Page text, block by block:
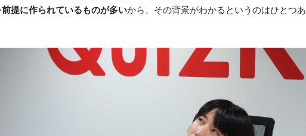
前提に作られているものが多いから、その背景がわかるというのはひとつあ